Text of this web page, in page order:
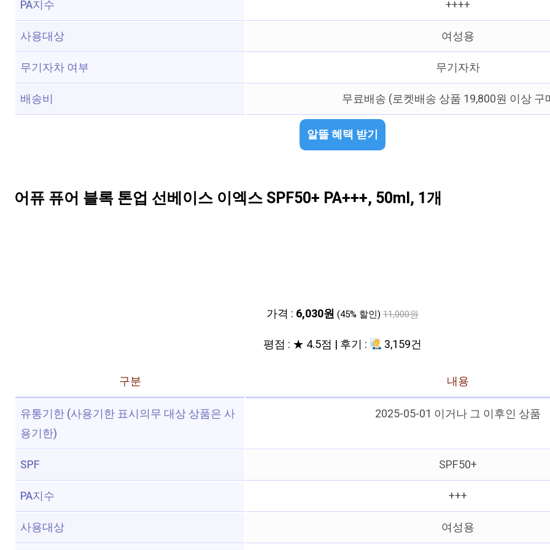
PA지수
++++
사용대상
여성용
무기자차 여부
무기자차
배송비
무료배송 (로켓배송 상품 19,800원 이상 구
알뜰 혜택 받기
어퓨 퓨어 블록 톤업 선베이스 이엑스 SPF50+ PA+++, 50ml, 1개
가격 : 6,030원 (45% 할인) 11,000원
평점 : ★ 4.5점 | 후기 : 3,159건
구분
내용
유통기한 (사용기한 표시의무 대상 상품은 사
용기한)
2025-05-01 이거나 그 이후인 상품
SPF
SPF50+
PA지수
+++
사용대상
여성용